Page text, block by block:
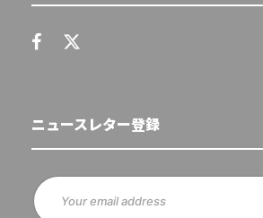
ニュースレター登録